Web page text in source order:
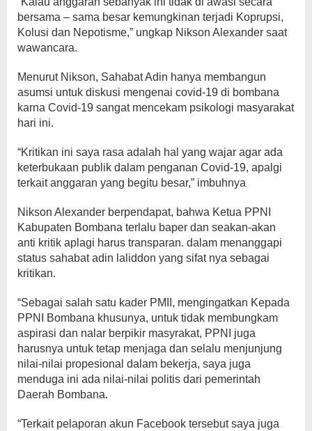
bersama – sama besar kemungkinan terjadi Koprupsi,
Kolusi dan Nepotisme,” ungkap Nikson Alexander saat
wawancara.
Menurut Nikson, Sahabat Adin hanya membangun
asumsi untuk diskusi mengenai covid-19 di bombana
karna Covid-19 sangat mencekam psikologi masyarakat
hari ini.
“Kritikan ini saya rasa adalah hal yang wajar agar ada
keterbukaan publik dalam penganan Covid-19, apalgi
terkait anggaran yang begitu besar,” imbuhnya
Nikson Alexander berpendapat, bahwa Ketua PPNI
Kabupaten Bombana terlalu baper dan seakan-akan
anti kritik aplagi harus transparan. dalam menanggapi
status sahabat adin laliddon yang sifat nya sebagai
kritikan.
“Sebagai salah satu kader PMII, mengingatkan Kepada
PPNI Bombana khusunya, untuk tidak membungkam
aspirasi dan nalar berpikir masyrakat, PPNI juga
harusnya untuk tetap menjaga dan selalu menjunjung
nilai-nilai propesional dalam bekerja, saya juga
menduga ini ada nilai-nilai politis dari pemerintah
Daerah Bombana.
“Terkait pelaporan akun Facebook tersebut saya juga